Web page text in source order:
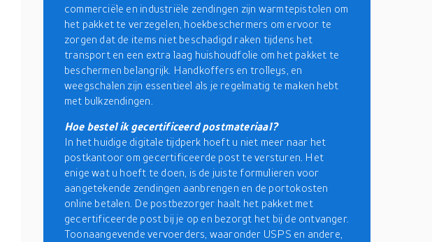
commerciële en industriële zendingen zijn warmtepistolen om
het pakket te verzegelen, hoekbeschermers om ervoor te
zorgen dat de items niet beschadigd raken tijdens het
transport en een extra laag huishoudfolie om het pakket te
beschermen belangrijk. Handkoffers en trolleys, en
weegschalen zijn essentieel als je regelmatig te maken hebt
met bulkzendingen.
Hoe bestel ik gecertificeerd postmateriaal?
In het huidige digitale tijdperk hoeft u niet meer naar het
postkantoor om gecertificeerde post te versturen. Het
enige wat u hoeft te doen, is de juiste formulieren voor
aangetekende zendingen aanbrengen en de portokosten
online betalen. De postbezorger haalt het pakket met
gecertificeerde post bij je op en bezorgt het bij de ontvanger.
Toonaangevende vervoerders, waaronder USPS en andere,